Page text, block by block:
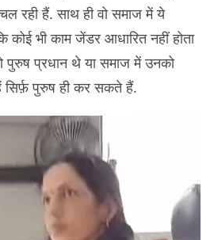
रही हैं. साथ ही वो समाज में ये
कोई भी काम जेंडर आधारित नहीं होता
पुरुष प्रधान थे या समाज में उनको
सिर्फ़ पुरुष ही कर सकते हैं.